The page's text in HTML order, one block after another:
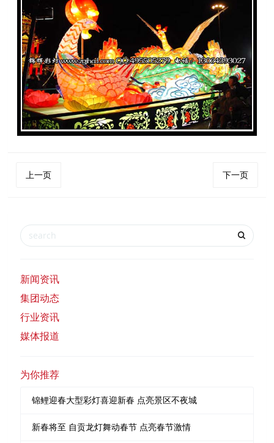
上一页 下一页
新闻资讯
集团动态
行业资讯
媒体报道
为你推荐
锦鲤迎春大型彩灯喜迎新春 点亮景区不夜城
新春将至 自贡龙灯舞动春节 点亮春节激情